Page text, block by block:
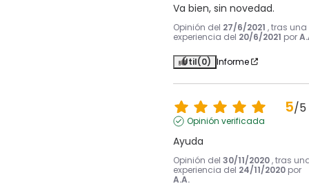
Va bien, sin novedad.
Opinión del 27/6/2021 , tras una
experiencia del 20/6/2021 por
Útil(0) Informe
5/5
Opinión verificada
Ayuda
Opinión del 30/11/2020 , tras
experiencia del 24/11/2020 por
A.A.